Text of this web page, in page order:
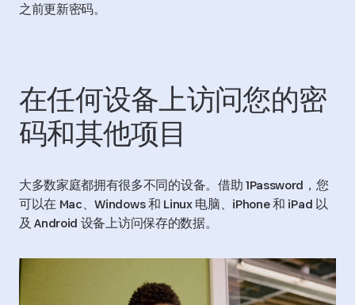
之前更新密码。
在任何设备上访问您的密
码和其他项目
大多数家庭都拥有很多不同的设备。借助 1Password，您
可以在 Mac、Windows 和 Linux 电脑、iPhone 和 iPad 以
及 Android 设备上访问保存的数据。